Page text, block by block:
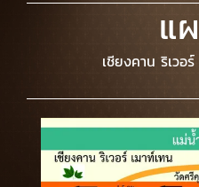
แ
เชียงคาน ริเวอ